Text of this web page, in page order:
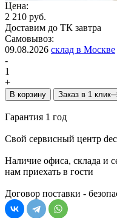
Цена:
2 210 руб.
Доставим до ТК завтра
Самовывоз:
09.08.2026 склад в Москве
-
1
+
В корзину Заказ в 1 клик
Гарантия 1 год
Свой сервисный центр
Наличие офиса, склада и
нам приехать в гости
Договор поставки -